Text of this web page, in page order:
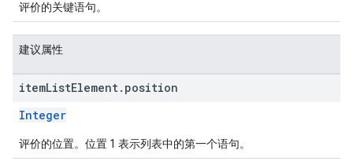
评价的关键语句。
建议属性
itemListElement. position
Integer
评价的位置。位置 1 表示列表中的第一个语句。